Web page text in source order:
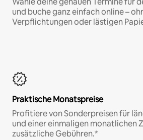
und buche ganz einfach online –
Verpflichtungen oder lästigen
Praktische Monatspreise
Profitiere von Sonderpreisen für
und einer einmaligen monatlichen
zusätzliche Gebühren.*